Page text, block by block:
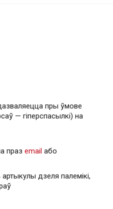
пры ўмове
— гiперспасылкi) на
праз email або
дзеля палемікі,